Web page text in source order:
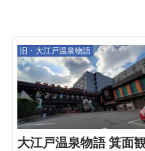
旧・大江戸温泉物語
大江戸温泉物語 箕面